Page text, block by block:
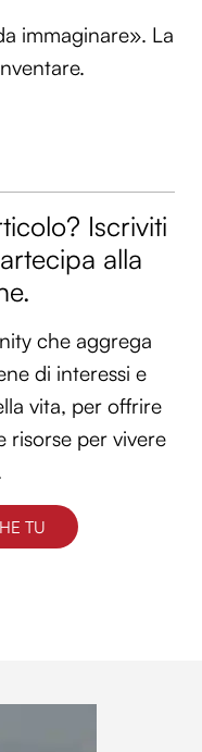
immaginare». La
Iscriviti
alla
che aggrega
di interessi e
vita, per offrire
risorse per vivere
TU